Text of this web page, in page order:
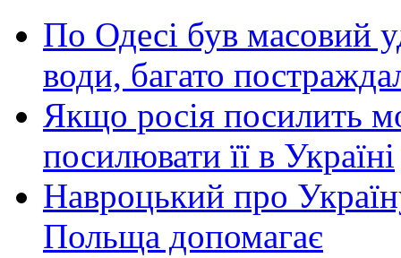
По Одесі був масовий
води, багато
Якщо росія посилить
посилювати її в Україні
Навроцький про
Польща допомагає